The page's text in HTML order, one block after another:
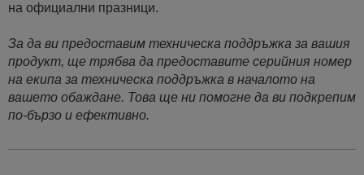
на официални празници.
За да ви предоставим техническа поддръжка за вашия
продукт, ще трябва да предоставите серийния номер
на екипа за техническа поддръжка в началото на
вашето обаждане. Това ще ни помогне да ви подкрепим
по-бързо и ефективно.